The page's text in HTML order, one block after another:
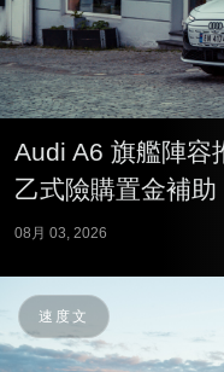
Audi A6 旗艦陣容
乙式險購置金補助
08月 03, 2026
速度文